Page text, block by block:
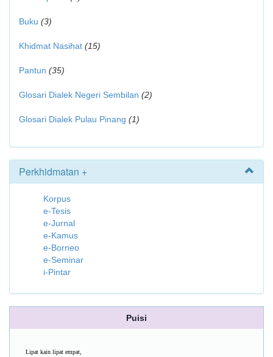
Buku (3)
Khidmat Nasihat (15)
Pantun (35)
Glosari Dialek Negeri Sembilan (2)
Glosari Dialek Pulau Pinang (1)
Perkhidmatan +
Korpus
e-Tesis
e-Jurnal
e-Kamus
e-Borneo
e-Seminar
i-Pintar
Puisi
Lipat kain lipat empat,